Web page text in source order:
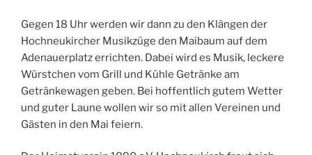
Gegen 18 Uhr werden wir dann zu den Klängen der
Hochneukircher Musikzüge den Maibaum auf dem
Adenauerplatz errichten. Dabei wird es Musik, leckere
Würstchen vom Grill und Kühle Getränke am
Getränkewagen geben. Bei hoffentlich gutem Wetter
und guter Laune wollen wir so mit allen Vereinen und
Gästen in den Mai feiern.